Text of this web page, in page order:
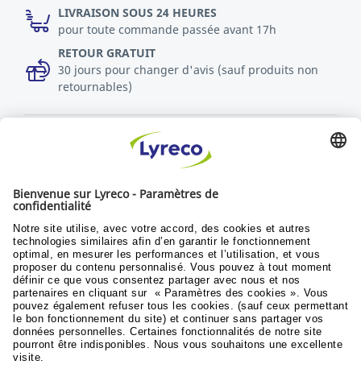
LIVRAISON SOUS 24 HEURES
pour toute commande passée avant 17h
RETOUR GRATUIT
30 jours pour changer d'avis (sauf produits non
retournables)
Découvrez toutes les vidéos
Durabilité
© Lyreco 2024
Conditions generales de vente|Conditions
generales d'utilisation|Conditions de retours